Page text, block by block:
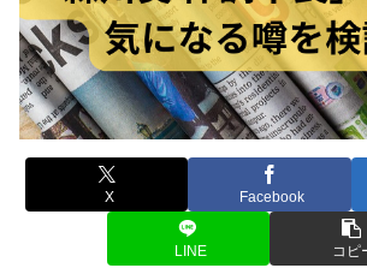
X Facebook
LINE コピ